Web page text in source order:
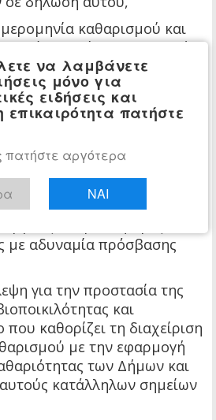
καθαρισμού και
ταυτίζονται εξαρχής
έτους – δε
τονίζεται από την
η υποχρέωση συντήρησης
τη διάρκεια της
στο πεδίο εφαρμογής
κήπων που
εισάγεται εξαίρεση και για
με αδυναμία πρόσβασης
για την προστασία της
και
καθορίζει τη διαχείριση
με την εφαρμογή
των Δήμων και
κατάλληλων σημείων
να λαμβάνετε
μόνο για
ειδήσεις και
επικαιρότητα πατήστε
πατήστε αργότερα
ΝΑΙ